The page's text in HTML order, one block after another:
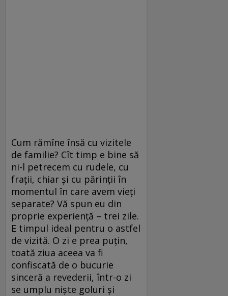
Cum rămîne însă cu vizitele
de familie? Cît timp e bine să
ni-l petrecem cu rudele, cu
frații, chiar și cu părinții în
momentul în care avem vieți
separate? Vă spun eu din
proprie experiență – trei zile.
E timpul ideal pentru o astfel
de vizită. O zi e prea puțin,
toată ziua aceea va fi
confiscată de o bucurie
sinceră a revederii, într-o zi
se umplu niște goluri și